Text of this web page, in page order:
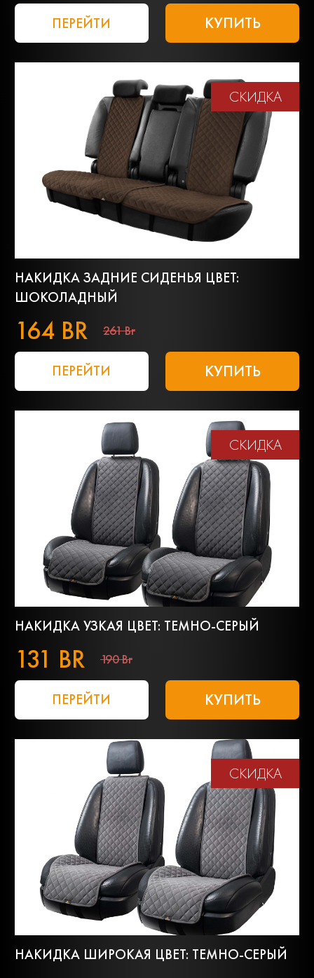
ПЕРЕЙТИ КУПИТЬ
СКИДКА
НАКИДКА ЗАДНИЕ СИДЕНЬЯ ЦВЕТ:
ШОКОЛАДНЫЙ
164 BR 261 Br
ПЕРЕЙТИ КУПИТЬ
СКИДКА
НАКИДКА УЗКАЯ ЦВЕТ: ТЕМНО-СЕРЫЙ
131 BR 190 Br
ПЕРЕЙТИ КУПИТЬ
СКИДКА
НАКИДКА ШИРОКАЯ ЦВЕТ: ТЕМНО-СЕРЫЙ